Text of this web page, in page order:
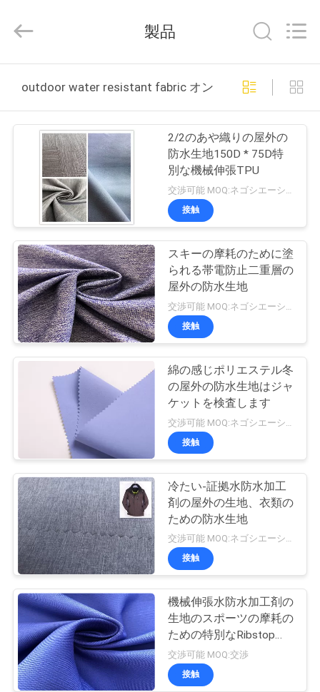
プ
ト
私
達
に
工
場
旅
行
品
質
管
2026
Textile
製品
outdoor water resistant fabric オンライン製造
2/2のあや織りの屋外の
防水生地150D * 75D特
別な機械伸張TPU
交渉可能 MOQ:ネゴシエーション
接触
スキーの摩耗のために塗
られる帯電防止二重層の
屋外の防水生地
接触
綿の感じポリエステル冬
の屋外の防水生地はジャ
ケットを検査します
接触
冷たい-証拠水防水加工
剤の屋外の生地、衣類の
ための防水生地
交渉可能 MOQ:ネゴシエーション
接触
機械伸張水防水加工剤の
生地のスポーツの摩耗の
ための特別なRibstopの
カチオンの生地
交渉可能 MOQ:交渉
接触